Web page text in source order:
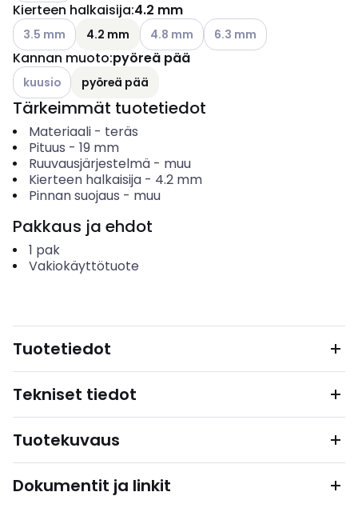
Kierteen halkaisija:4.2 mm
Katso käytettävissä olevat vaihtoehdot
3.5 mm 4.2 mm Katso käytettävissä olevat
4.8 mm Katso käytettävissä olevat
6.3 mm
Kannan muoto:pyöreä pää
Katso käytettävissä olevat vaihtoehdot
kuusio pyöreä pää
Tärkeimmät tuotetiedot
Materiaali- teräs
Pituus - 19 mm
Ruuvausjärjestelmä- muu
Kierteen halkaisija- 4.2 mm
Pinnan suojaus - muu
Pakkaus ja ehdot
1 pak
Vakiokäyttötuote
Tuotetiedot
Tekniset tiedot
Tuotekuvaus
Dokumentit ja linkit